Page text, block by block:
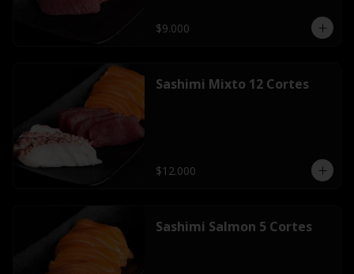
$9.000
Sashimi Mixto 12 Cortes
$12.000
Sashimi Salmon 5 Cortes